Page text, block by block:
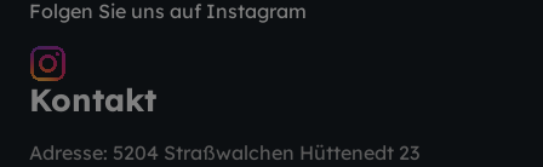
Folgen Sie uns auf Instagram
Kontakt
Adresse: 5204 Straßwalchen Hüttenedt 23